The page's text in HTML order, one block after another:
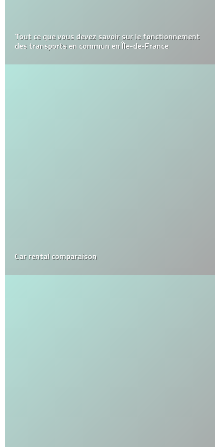
Tout ce que vous devez savoir sur le fonctionnement
des transports en commun en Île-de-France
Car rental comparaison